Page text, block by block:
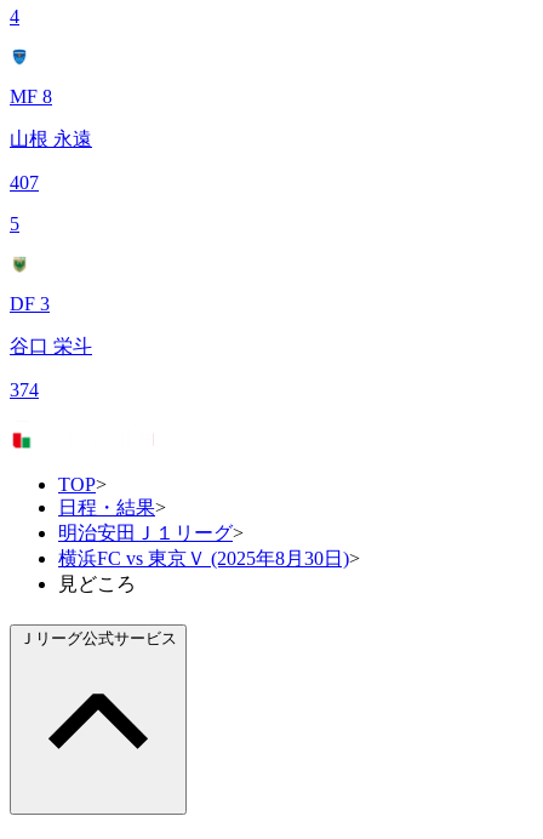
4
MF 8
山根 永遠
407
5
DF 3
谷口 栄斗
374
TOP>
日程・結果>
明治安田Ｊ１リーグ>
横浜FC vs 東京Ｖ (2025年8月30日)>
見どころ
Ｊリーグ公式サービス